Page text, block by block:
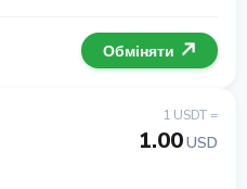
Обміняти
1 USDT =
1.00USD